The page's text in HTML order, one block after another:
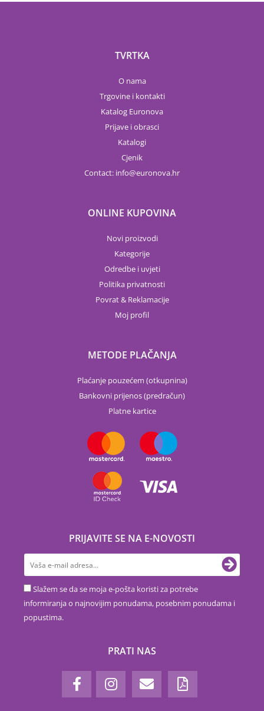
TVRTKA
O nama
Trgovine i kontakti
Katalog Euronova
Prijave i obrasci
Katalogi
Cjenik
Contact: info euronova.hr
ONLINE KUPOVINA
Novi proizvodi
Kategorije
Odredbe i uvjeti
Politika privatnosti
Povrat & Reklamacije
Moj profil
METODE PLAČANJA
Plaćanje pouzećem (otkupnina)
Bankovni prijenos (predračun)
Platne kartice
PRIJAVITE SE NA E-NOVOSTI
Slažem se da se moja e-pošta koristi za potrebe
informiranja o najnovijim ponudama, posebnim ponudama i
popustima.
PRATI NAS